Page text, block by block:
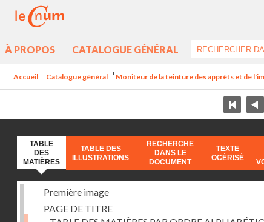
À PROPOS CATALOGUE GÉNÉRAL
Accueil Catalogue général Moniteur de la teinture des apprêts et de
TABLE
DES
MATIÈRES
TABLE DES
ILLUSTRATIONS
RECHERCHE
DANS LE
DOCUMENT
TEXTE
OCÉRISÉ
Première image
PAGE DE TITRE